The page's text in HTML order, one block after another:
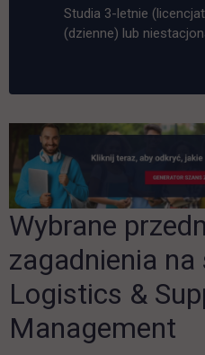
Studia 3-letnie
(dzienne) lub
Wybrane
zagadnienia
Logistics &
Management